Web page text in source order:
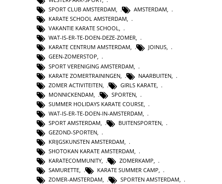
SPORT CLUB AMSTERDAM, AMSTERDAM,
KARATE SCHOOL AMSTERDAM,
VAKANTIE KARATE SCHOOL,
WAT-IS-ER-TE-DOEN-DEZE-ZOMER,
KARATE CENTRUM AMSTERDAM, JOINUS,
GEEN-ZOMERSTOP,
SPORT VERENIGING AMSTERDAM
KARATE ZOMERTRAININGEN
NAARBUITEN
ZOMER ACTIVITEITEN
GIRLS KARATE
MONNICKENDAM
SPORTEN
SUMMER HOLIDAYS KARATE COURSE
WAT-IS-ER-TE-DOEN-IN-AMSTERDAM
SPORT AMSTERDAM
BUITENSPORTEN
GEZOND-SPORTEN
KRIJGSKUNSTEN AMSTERDAM,
SHOTOKAN KARATE AMSTERDAM,
KARATECOMMUNITY, ZOMERKAMP,
SAMURETTE, KARATE SUMMER CAMP,
ZOMER-AMSTERDAM, SPORTEN AMSTERDAM,